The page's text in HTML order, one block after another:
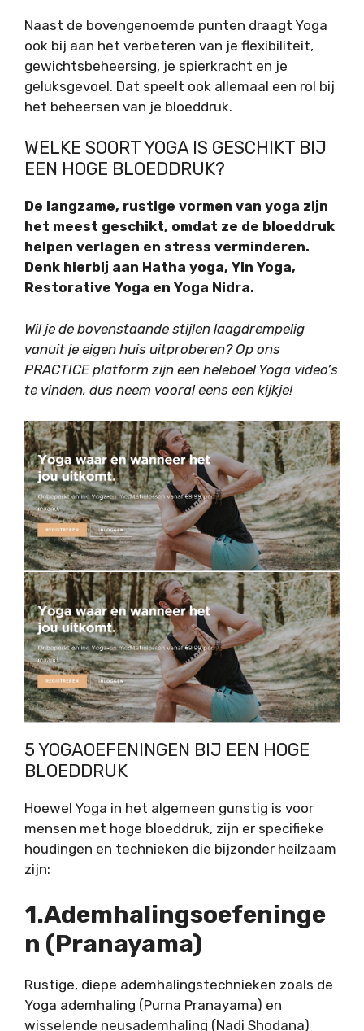
Naast de bovengenoemde punten draagt Yoga
ook bij aan het verbeteren van je flexibiliteit,
gewichtsbeheersing, je spierkracht en je
geluksgevoel. Dat speelt ook allemaal een rol bij
het beheersen van je bloeddruk.
WELKE SOORT YOGA IS GESCHIKT BIJ
EEN HOGE BLOEDDRUK?
De langzame, rustige vormen van yoga zijn
het meest geschikt, omdat ze de bloeddruk
helpen verlagen en stress verminderen.
Denk hierbij aan Hatha yoga, Yin Yoga,
Restorative Yoga en Yoga Nidra.
Wil je de bovenstaande stijlen laagdrempelig
vanuit je eigen huis uitproberen? Op ons
PRACTICE platform zijn een heleboel Yoga video’s
te vinden, dus neem vooral eens een kijkje!
5 YOGAOEFENINGEN BIJ EEN HOGE
BLOEDDRUK
Hoewel Yoga in het algemeen gunstig is voor
mensen met hoge bloeddruk, zijn er specifieke
houdingen en technieken die bijzonder heilzaam
zijn:
1.Ademhalingsoefeninge
N (Pranayama)
Rustige, diepe ademhalingstechnieken zoals de
Yoga ademhaling (Purna Pranayama) en
wisselende neusademhaling (Nadi Shodana)